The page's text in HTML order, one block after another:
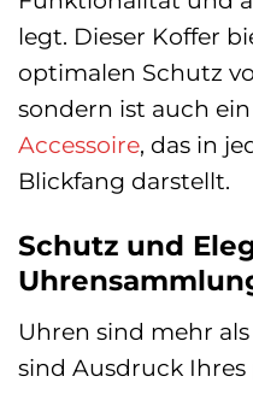
legt. Dieser Koffer
optimalen Schutz
sondern ist auch
Accessoire, das in
Blickfang darstellt.
Schutz und
Uhren sind mehr
sind Ausdruck